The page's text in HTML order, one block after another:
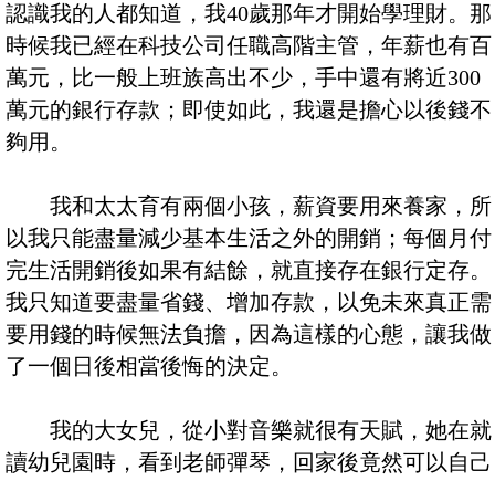
認識我的人都知道，我40歲那年才開始學理財。那
時候我已經在科技公司任職高階主管，年薪也有百
萬元，比一般上班族高出不少，手中還有將近300
萬元的銀行存款；即使如此，我還是擔心以後錢不
夠用。
我和太太育有兩個小孩，薪資要用來養家，所
以我只能盡量減少基本生活之外的開銷；每個月付
完生活開銷後如果有結餘，就直接存在銀行定存。
我只知道要盡量省錢、增加存款，以免未來真正需
要用錢的時候無法負擔，因為這樣的心態，讓我做
了一個日後相當後悔的決定。
我的大女兒，從小對音樂就很有天賦，她在就
讀幼兒園時，看到老師彈琴，回家後竟然可以自己